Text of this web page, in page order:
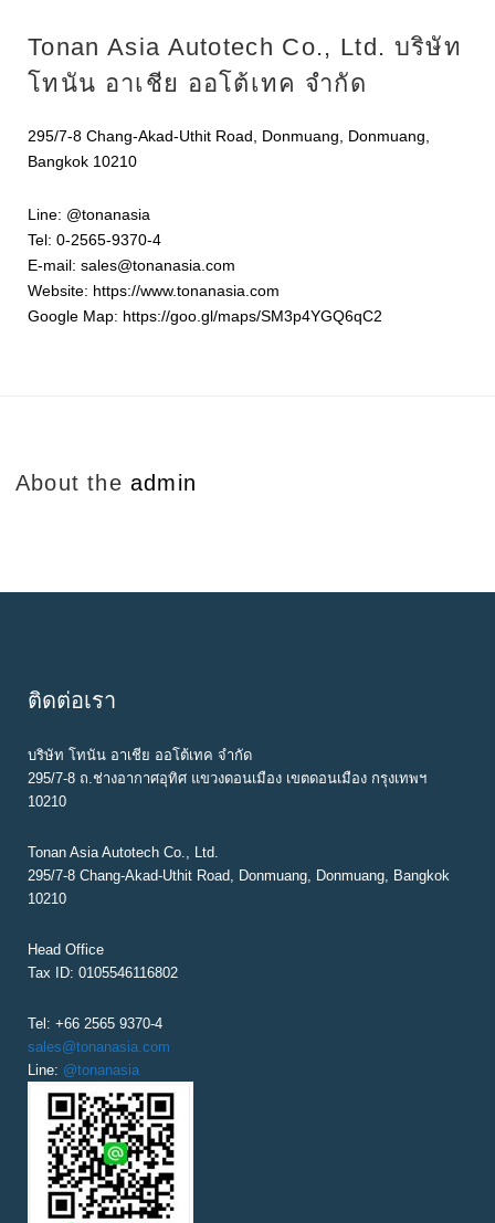
Tonan Asia Autotech Co., Ltd. บริษัท
โทนัน อาเชีย ออโต้เทค จำกัด
295/7-8 Chang-Akad-Uthit Road, Donmuang, Donmuang,
Bangkok 10210
Line: @tonanasia
Tel: 0-2565-9370-4
E-mail: sales@tonanasia.com
Website: https://www.tonanasia.com
Google Map: https://goo.gl/maps/SM3p4YGQ6qC2
About the admin
ติดต่อเรา
บริษัท โทนัน อาเชีย ออโต้เทค จำกัด
295/7-8 ถ.ช่างอากาศอุทิศ แขวงดอนเมือง เขตดอนเมือง กรุงเทพฯ
10210
Tonan Asia Autotech Co., Ltd.
295/7-8 Chang-Akad-Uthit Road, Donmuang, Donmuang, Bangkok
10210
Head Office
Tax ID: 0105546116802
Tel: +66 2565 9370-4
sales@tonanasia.com
Line: @tonanasia